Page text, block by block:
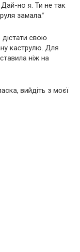
но я. Ти не так
замала.”
свою
каструлю. Для
ніж на
вийдіть з моєї